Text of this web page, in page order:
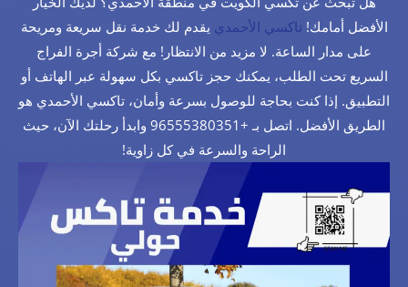
الأفضل أمامك!تاكسي الأحمدي يقدم لك خدمة نقل سريعة ومريحة
على مدار الساعة. لا مزيد من الانتظار! مع شركة أجرة الفراج
السريع تحت الطلب، يمكنك حجز تاكسي بكل سهولة عبر الهاتف أو
التطبيق. إذا كنت بحاجة للوصول بسرعة وأمان، تاكسي الأحمدي هو
الطريق الأفضل. اتصل بـ +96555380351 وابدأ رحلتك الآن، حيث
الراحة والسرعة في كل زاوية!